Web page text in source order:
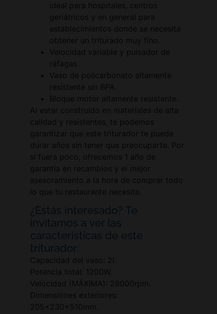
ideal para hospitales, centros
geriátricos y en general para
establecimientos donde se necesita
obtener un triturado muy fino.
Velocidad variable y pulsador de
ráfagas.
Vaso de policarbonato altamente
resistente sin BPA.
Bloque motor altamente resistente.
Al estar construido en materiales de alta
calidad y resistentes, te podemos
garantizar que este triturador te puede
durar años sin tener que preocuparte. Por
si fuera poco, ofrecemos 1 año de
garantía en recambios y el mejor
asesoramiento a la hora de comprar todo
lo que tu restaurante necesita.
¿Estás interesado? Te
invitamos a ver las
características de este
triturador:
Capacidad del vaso: 2l.
Potencia total: 1200W.
Velocidad (MÁXIMA): 28000rpm.
Dimensiones exteriores:
205x230x510mm.